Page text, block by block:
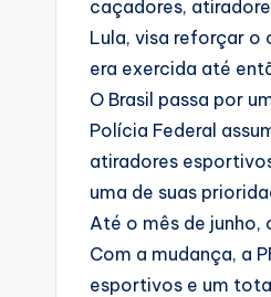
caçadores,
Lula, visa reforçar o
era exercida até
O Brasil passa por
Polícia Federal
atiradores
uma de suas
Até o mês de junho,
Com a mudança, a
esportivos e um